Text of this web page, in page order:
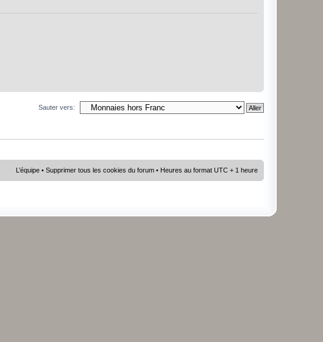
Sauter vers:
L’équipe • Supprimer tous les cookies du forum • Heures au format UTC + 1 heure